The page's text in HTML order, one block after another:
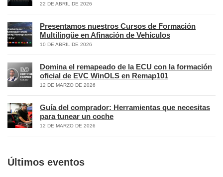
22 DE ABRIL DE 2026
Presentamos nuestros Cursos de Formación
Multilingüe en Afinación de Vehículos
10 DE ABRIL DE 2026
Domina el remapeado de la ECU con la formación
oficial de EVC WinOLS en Remap101
12 DE MARZO DE 2026
Guía del comprador: Herramientas que necesitas
para tunear un coche
12 DE MARZO DE 2026
Últimos eventos